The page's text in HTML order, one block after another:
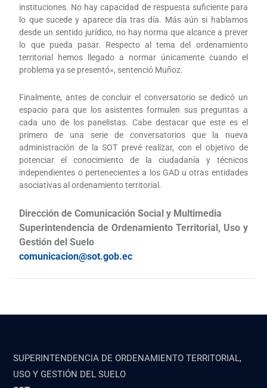
instituciones. No hay capacidad de respuesta suficiente para
lo que sucede y aparece día tras día. Más aún si hablamos
desde un sentido jurídico, no hay norma que alcance a prever
lo que pueda pasar. Respecto al tema del ordenamiento
territorial hemos llegado a normar únicamente cuando el
problema ya se presentó», sentenció Muñoz.
Finalmente, antes de concluir el conversatorio se dedicó un
espacio para que los asistentes formulen sus preguntas a
cada uno de los panelistas. Cabe destacar que este es el
primero de una serie de conversatorios que la nueva
administración de la SOT prevé realizar, con el objetivo de
potenciar el conocimiento de la ciudadanía y técnicos
independientes o pertenecientes a los GAD u otras entidades
asociativas al ordenamiento territorial.
Dirección de Comunicación Social y Multimedia
Superintendencia de Ordenamiento Territorial, Uso y
Gestión del Suelo
comunicacion@sot.gob.ec
SUPERINTENDENCIA DE ORDENAMIENTO TERRITORIAL,
USO Y GESTIÓN DEL SUELO